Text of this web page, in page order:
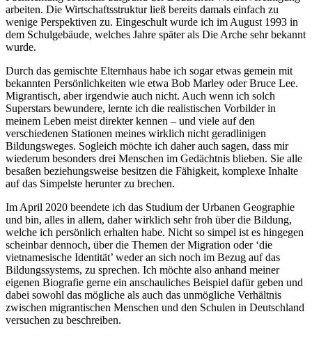
arbeiten. Die Wirtschaftsstruktur ließ bereits damals einfach zu
wenige Perspektiven zu. Eingeschult wurde ich im August 1993 in
dem Schulgebäude, welches Jahre später als Die Arche sehr bekannt
wurde.
Durch das gemischte Elternhaus habe ich sogar etwas gemein mit
bekannten Persönlichkeiten wie etwa Bob Marley oder Bruce Lee.
Migrantisch, aber irgendwie auch nicht. Auch wenn ich solch
Superstars bewundere, lernte ich die realistischen Vorbilder in
meinem Leben meist direkter kennen – und viele auf den
verschiedenen Stationen meines wirklich nicht geradlinigen
Bildungsweges. Sogleich möchte ich daher auch sagen, dass mir
wiederum besonders drei Menschen im Gedächtnis blieben. Sie alle
besaßen beziehungsweise besitzen die Fähigkeit, komplexe Inhalte
auf das Simpelste herunter zu brechen.
Im April 2020 beendete ich das Studium der Urbanen Geographie
und bin, alles in allem, daher wirklich sehr froh über die Bildung,
welche ich persönlich erhalten habe. Nicht so simpel ist es hingegen
scheinbar dennoch, über die Themen der Migration oder ‘die
vietnamesische Identität’ weder an sich noch im Bezug auf das
Bildungssystems, zu sprechen. Ich möchte also anhand meiner
eigenen Biografie gerne ein anschauliches Beispiel dafür geben und
dabei sowohl das mögliche als auch das unmögliche Verhältnis
zwischen migrantischen Menschen und den Schulen in Deutschland
versuchen zu beschreiben.